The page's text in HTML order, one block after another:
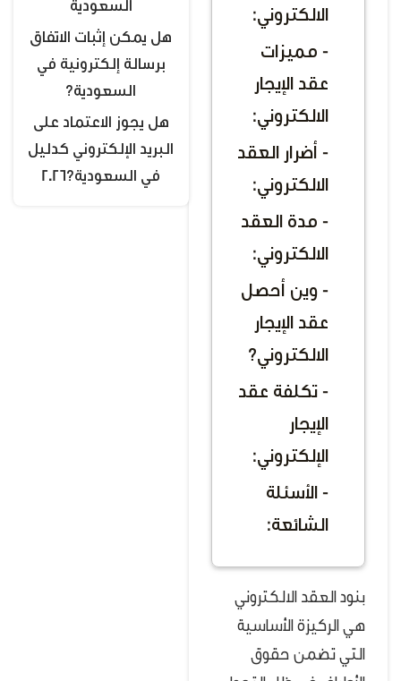
الالكتروني:
- مميزات
عقد الإيجار
الالكتروني:
- أضرار العقد
الالكتروني:
- مدة العقد
الالكتروني:
- وين أحصل
عقد الإيجار
الالكتروني؟
- تكلفة عقد
الإيجار
الإلكتروني:
- الأسئلة
الشائعة:
بنود العقد الالكتروني
هي الركيزة الأساسية
التي تضمن حقوق
السعودية
هل يمكن إثبات الاتفاق
برسالة إلكترونية في
السعودية؟
هل يجوز الاعتماد على
البريد الإلكتروني كدليل
في السعودية؟2026